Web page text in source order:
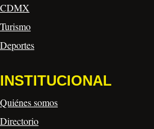
CDMX
Turismo
Deportes
INSTITUCIONAL
Quiénes somos
Directorio